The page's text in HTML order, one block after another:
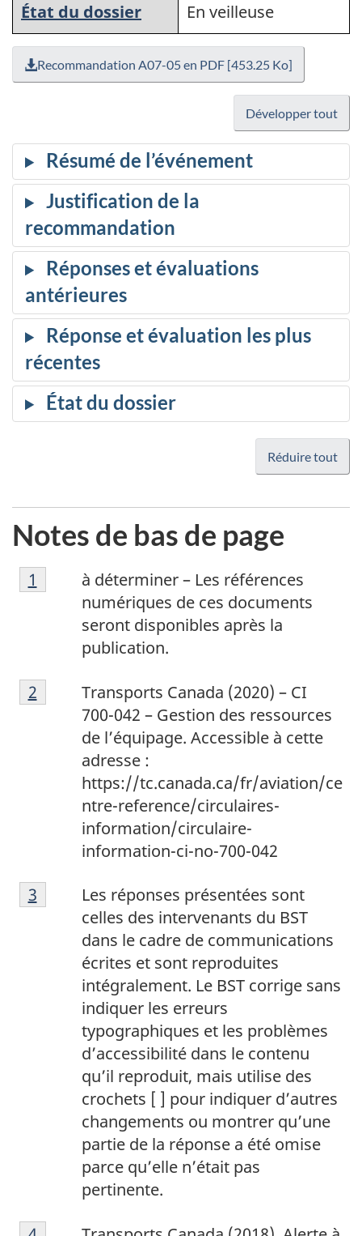
État du dossier En veilleuse
Recommandation A07-05 en PDF [453.25 Ko]
Développer tout
Réduire tout
Notes de bas de page
1
à déterminer – Les références
numériques de ces documents
seront disponibles après la
publication.
Return to footnote
1 referrer
2
Transports Canada (2020) – CI
700-042 – Gestion des ressources
de l’équipage. Accessible à cette
adresse :
https://tc.canada.ca/fr/aviation/ce
ntre-reference/circulaires-
information/circulaire-
information-ci-no-700-042
Return to footnote
2 referrer
3
Les réponses présentées sont
celles des intervenants du BST
dans le cadre de communications
écrites et sont reproduites
intégralement. Le BST corrige sans
indiquer les erreurs
typographiques et les problèmes
d’accessibilité dans le contenu
qu’il reproduit, mais utilise des
crochets [ ] pour indiquer d’autres
changements ou montrer qu’une
partie de la réponse a été omise
parce qu’elle n’était pas
pertinente.
Return to footnote
3 referrer
4